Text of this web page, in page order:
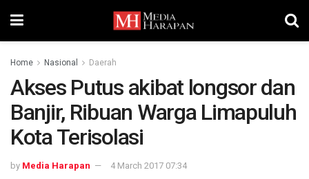
Home Nasional Daerah
Akses Putus akibat longsor dan
Banjir, Ribuan Warga Limapuluh
Kota Terisolasi
by Media Harapan 4 March 2017 07:34